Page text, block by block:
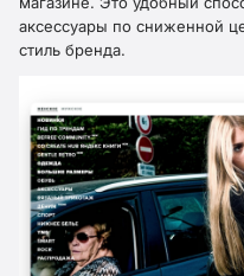
аксессуары по сниженной
стиль бренда.